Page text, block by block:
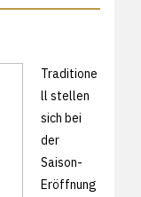
Traditione
ll stellen
sich bei
der
Saison-
Eröffnung